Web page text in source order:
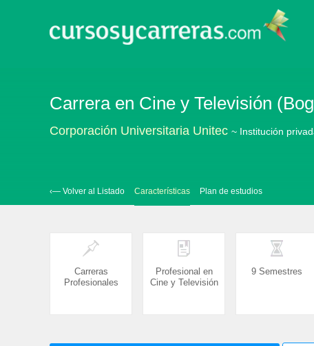
Carrera en Cine y Televisión
Corporación Universitaria Unitec ~ Institución
‹— Volver al Listado Características Plan de estudios
Carreras
Profesionales
Profesional en
Cine y Televisión
9 Semestres